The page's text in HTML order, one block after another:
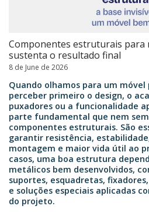
Componentes estruturais para
sustenta o resultado final
8 de June de 2026
Quando olhamos para um
perceber primeiro o design, o
puxadores ou a funcionalidade
parte fundamental que nem
componentes estruturais. São
garantir resistência,
montagem e maior vida útil ao
casos, uma boa estrutura
metálicos bem desenvolvidos,
suportes, esquadretas,
e soluções especiais aplicadas
do projeto.